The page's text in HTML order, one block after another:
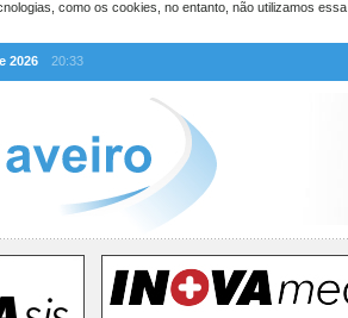
como os cookies, no entanto, não utilizamos
2026
20:33